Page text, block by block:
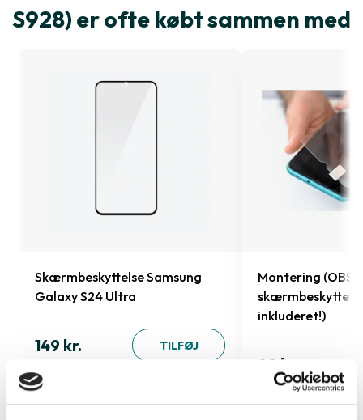
S928) er ofte købt sammen med
Skærmbeskyttelse Samsung
Galaxy S24 Ultra
149 kr. TILFØJ
Montering (OBS.
inkluderet!)
99 kr.